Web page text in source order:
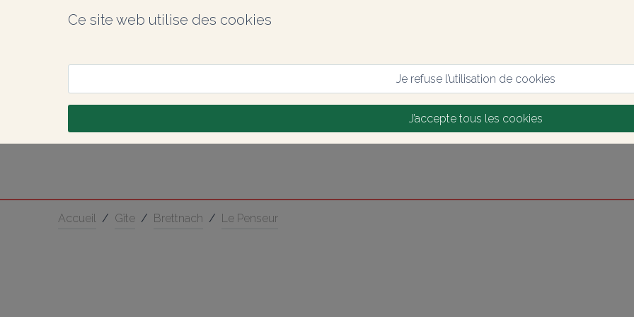
Ce site web utilise des cookies
Je refuse l’utilisation de cookies
J’accepte tous les cookies
Accueil / Gîte / Brettnach / Le Penseur